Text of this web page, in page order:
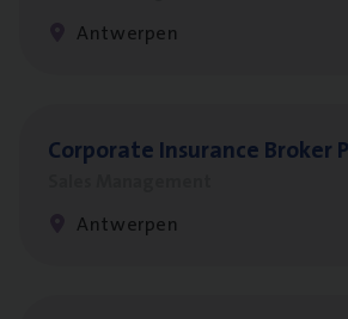
Antwerpen
Cor­po­ra­te Insu­ran­ce Bro­ker
Antwerpen